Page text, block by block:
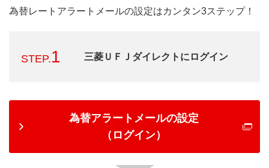
為替レートアラートメールの設定はカンタン3ステップ！
STEP.1 三菱ＵＦＪダイレクトにログイン
為替アラートメールの設定
（ログイン）